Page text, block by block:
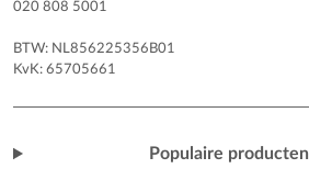
020 808 5001
BTW: NL856225356B01
KvK: 65705661
Populaire producten